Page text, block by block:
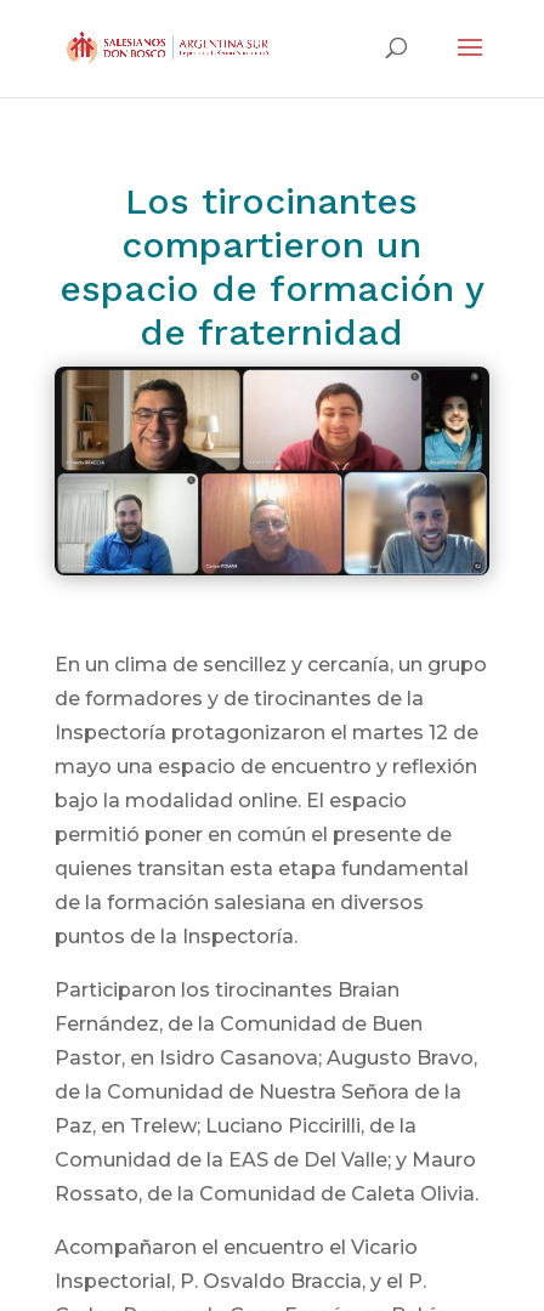
Los tirocinantes
compartieron un
espacio de formación y
de fraternidad
En un clima de sencillez y cercanía, un grupo
de formadores y de tirocinantes de la
Inspectoría protagonizaron el martes 12 de
mayo una espacio de encuentro y reflexión
bajo la modalidad online. El espacio
permitió poner en común el presente de
quienes transitan esta etapa fundamental
de la formación salesiana en diversos
puntos de la Inspectoría.
Participaron los tirocinantes Braian
Fernández, de la Comunidad de Buen
Pastor, en Isidro Casanova; Augusto Bravo,
de la Comunidad de Nuestra Señora de la
Paz, en Trelew; Luciano Piccirilli, de la
Comunidad de la EAS de Del Valle; y Mauro
Rossato, de la Comunidad de Caleta Olivia.
Acompañaron el encuentro el Vicario
Inspectorial, P. Osvaldo Braccia, y el P.